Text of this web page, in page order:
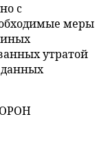
с
меры
утратой